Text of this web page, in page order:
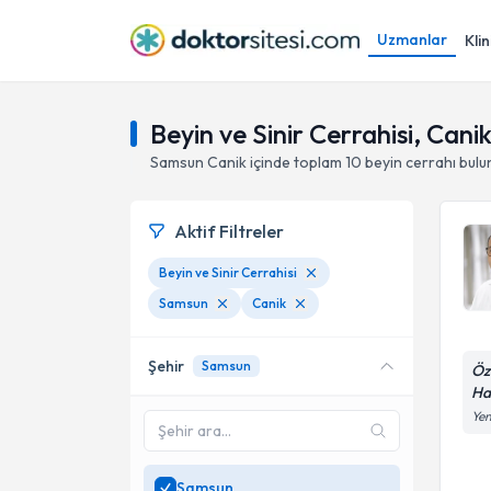
Uzmanlar
Beyin ve Sinir Cerrahisi,
Samsun Canikiçinde toplam 10 beyin cerrahı
Aktif Filtreler
Beyin ve Sinir Cerrahisi
Samsun
Canik
Şehir Samsun